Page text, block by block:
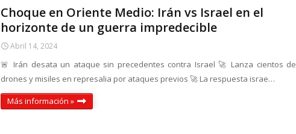
Choque en Oriente Medio: Irán vs Israel en el
horizonte de un guerra impredecible
Abril 14, 2024
🚨 Irán desata un ataque sin precedentes contra Israel 🚀 Lanza cientos de
drones y misiles en represalia por ataques previos 🚀 La respuesta israe…
Más información »